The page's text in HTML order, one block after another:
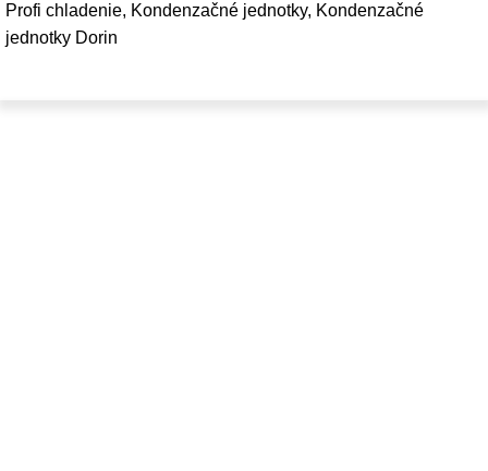
Profi chladenie, Kondenzačné jednotky, Kondenzačné
jednotky Dorin